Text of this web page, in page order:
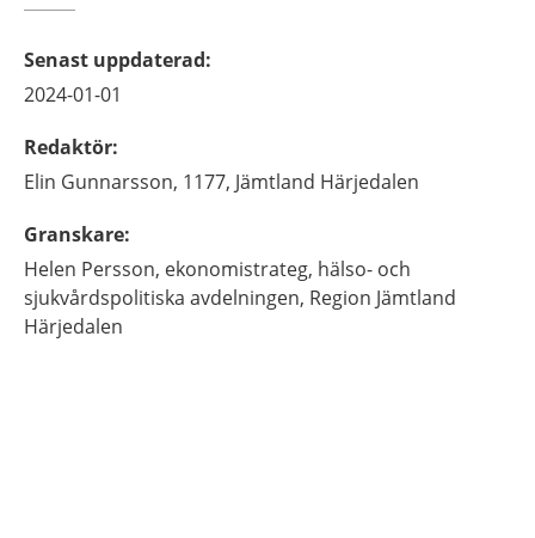
Senast uppdaterad:
2024-01-01
Redaktör:
Elin Gunnarsson, 1177, Jämtland Härjedalen
Granskare:
Helen Persson, ekonomistrateg, hälso- och
sjukvårdspolitiska avdelningen, Region Jämtland
Härjedalen